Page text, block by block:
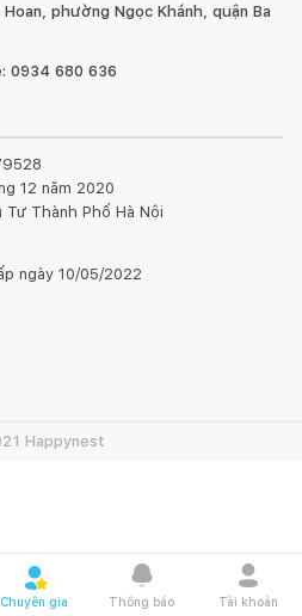
Chuyên gia Thông báo Tài khoản
phường Ngọc Khánh, quận Ba
0934 680 636
12 năm 2020
Thành Phố Hà Nội
ngày 10/05/2022
Happynest